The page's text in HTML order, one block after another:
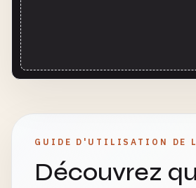
GUIDE D'UTILISATION DE
Découvrez